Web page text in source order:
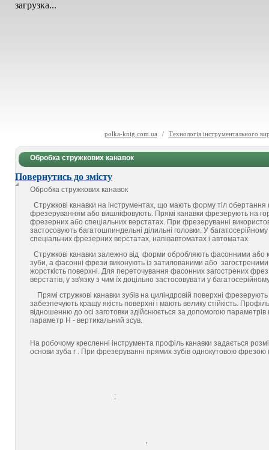
загрузка...
polka-knig.com.ua / Технологія інструментального
Обробка стружкових канавок
Повернутись до змісту
Обробка стружкових канавок
Стружкові канавки на інструментах, що мають форму тіл
фрезеруванням або вишліфовують. Прямі канавки фрезерують на
фрезерних або спеціальних верстатах. При фрезеруванні
застосовують багатошпиндельні ділильні головки. У
спеціальних фрезерних верстатах, напівавтоматах і автоматах.
Стружкові канавки залежно від форми обробляють фасонними або
зуби, а фасонні фрези виконують із затилованими або
жорсткість поверхні. Для переточування фасонних загострених
верстатів, у зв'язку з чим їх доцільно застосовувати у
Прямі стружкові канавки зубів на циліндровій поверхні
забезпечують кращу якість поверхні і мають велику стійкість.
відношенню до осі заготовки здійснюється за допомогою
параметр Н - вертикальний зсув.
На робочому кресленні інструмента профіль канавки задається
основи зуба r . При фрезеруванні прямих зубів однокутовою
;
,